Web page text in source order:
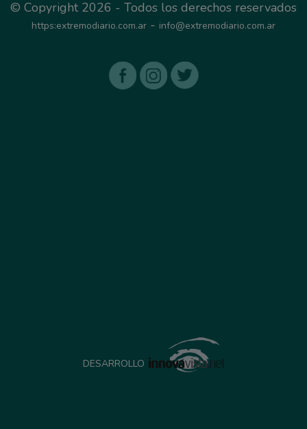
© Copyright 2026 - Todos los derechos reservados
https:extremodiario.com.ar - info@extremodiario.com.ar
DESARROLLO